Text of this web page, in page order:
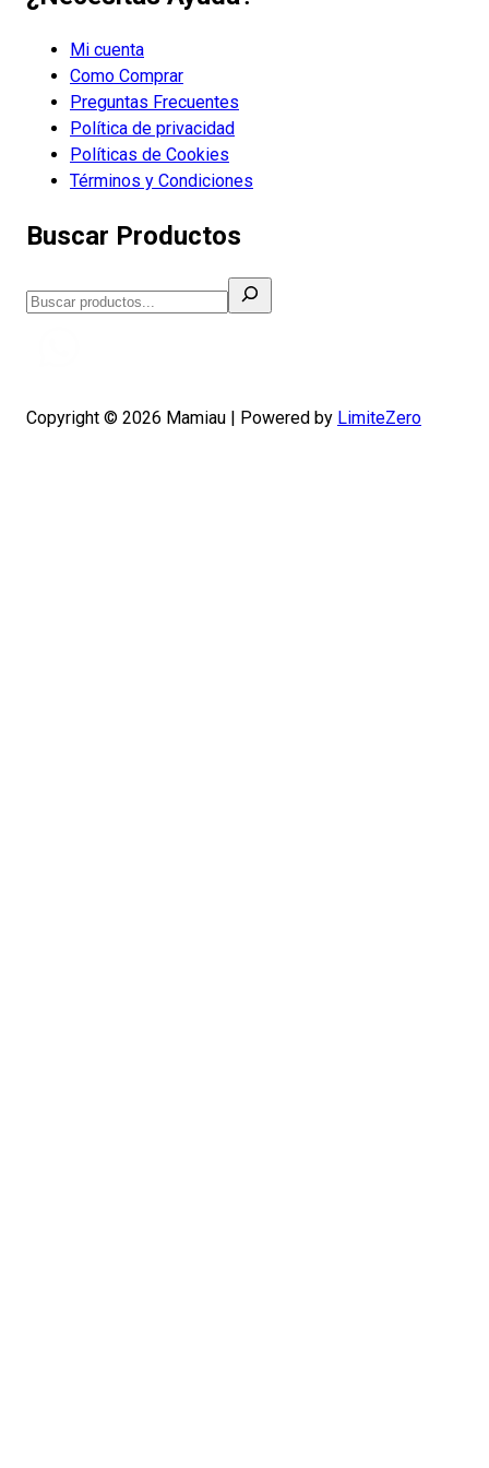
Mi cuenta
Como Comprar
Preguntas Frecuentes
Política de privacidad
Políticas de Cookies
Términos y Condiciones
Buscar Productos
Buscar
Copyright © 2026 Mamiau | Powered by LimiteZero